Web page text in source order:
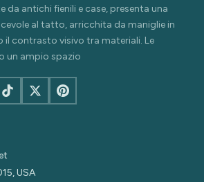
da antichi fienili e case, presenta una
al tatto, arricchita da maniglie in
il contrasto visivo tra materiali. Le
un ampio spazio
USA